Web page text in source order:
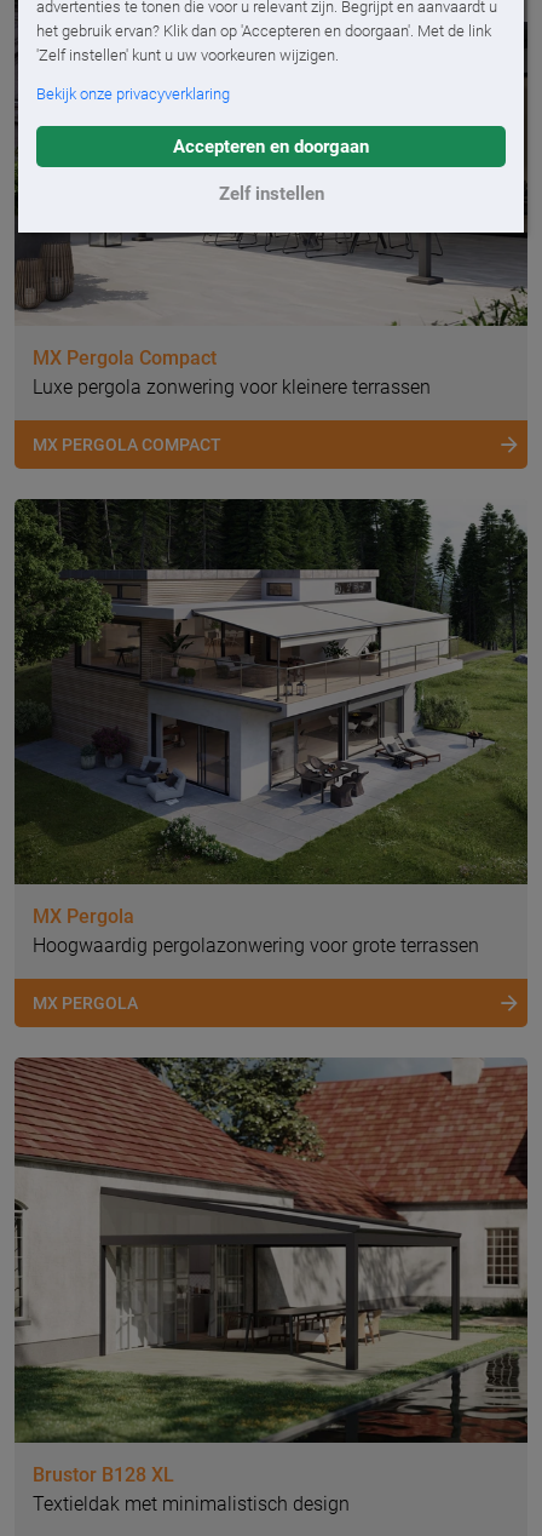
advertenties te tonen die voor u relevant zijn. Begrijpt en aanvaardt u
het gebruik ervan? Klik dan op 'Accepteren en doorgaan'. Met de link
'Zelf instellen' kunt u uw voorkeuren wijzigen.
Bekijk onze privacyverklaring
Accepteren en doorgaan
Zelf instellen
MX Pergola Compact
Luxe pergola zonwering voor kleinere terrassen
MX PERGOLA COMPACT
MX Pergola
Hoogwaardig pergolazonwering voor grote terrassen
MX PERGOLA
Brustor B128 XL
Textieldak met minimalistisch design